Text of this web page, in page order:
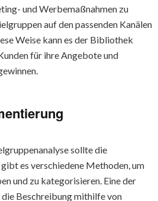
und Werbemaßnahmen zu
auf den passenden Kanälen
Weise kann es der Bibliothek
für ihre Angebote und
sollte die
es verschiedene Methoden, um
und zu kategorisieren. Eine der
Beschreibung mithilfe von